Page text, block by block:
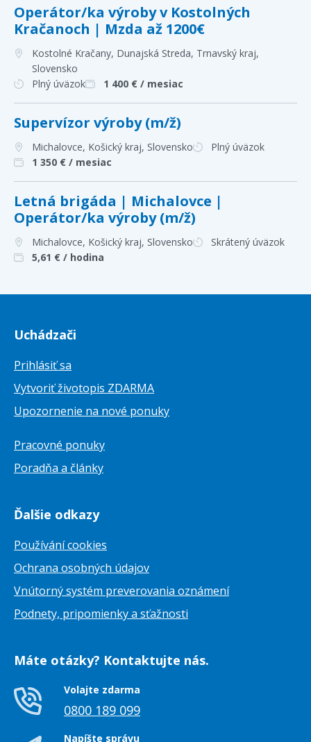
Operátor/ka výroby v Kostolných
Kračanoch | Mzda až 1200€
Kostolné Kračany, Dunajská Streda, Trnavský kraj,
Slovensko
Plný úväzok
1 400 € / mesiac
Supervízor výroby (m/ž)
Michalovce, Košický kraj, Slovensko
Plný úväzok
1 350 € / mesiac
Letná brigáda | Michalovce |
Operátor/ka výroby (m/ž)
Michalovce, Košický kraj, Slovensko
Skrátený úväzok
5,61 € / hodina
Uchádzači
Prihlásiť sa
Vytvoriť životopis ZDARMA
Upozornenie na nové ponuky
Pracovné ponuky
Poradňa a články
Ďalšie odkazy
Používání cookies
Ochrana osobných údajov
Vnútorný systém preverovania oznámení
Podnety, pripomienky a sťažnosti
Máte otázky? Kontaktujte nás.
Volajte zdarma
0800 189 099
Napíšte správu